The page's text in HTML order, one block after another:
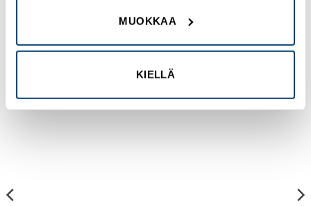
MUOKKAA
KIELLÄ
TUTUSTU MYÖS
Add to
Add to